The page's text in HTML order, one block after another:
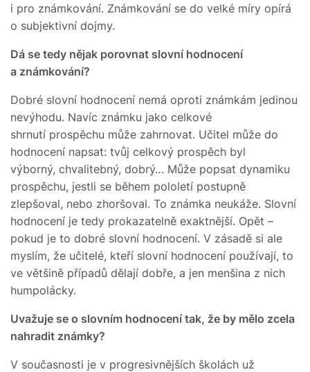
i pro známkování. Známkování se do velké míry opírá
o subjektivní dojmy.
Dá se tedy nějak porovnat slovní hodnocení
a známkování?
Dobré slovní hodnocení nemá oproti známkám jedinou
nevýhodu. Navíc známku jako celkové
shrnutí prospěchu může zahrnovat. Učitel může do
hodnocení napsat: tvůj celkový prospěch byl
výborný, chvalitebný, dobrý… Může popsat dynamiku
prospěchu, jestli se během pololetí postupně
zlepšoval, nebo zhoršoval. To známka neukáže. Slovní
hodnocení je tedy prokazatelně exaktnější. Opět –
pokud je to dobré slovní hodnocení. V zásadě si ale
myslím, že učitelé, kteří slovní hodnocení používají, to
ve většině případů dělají dobře, a jen menšina z nich
humpolácky.
Uvažuje se o slovním hodnocení tak, že by mělo zcela
nahradit známky?
V současnosti je v progresivnějších školách už